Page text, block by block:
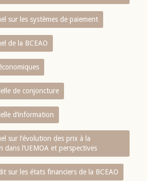
sur les systèmes de paiement
de la BCEAO
de conjoncture
d‘information
sur l‘évolution des prix à la
dans l‘UEMOA et perspectives
sur les états financiers de la BCEAO